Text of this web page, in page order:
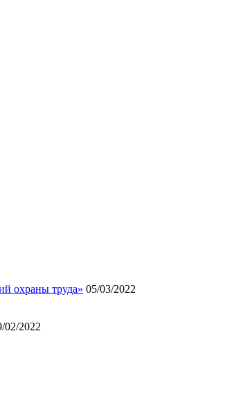
охраны труда» 05/03/2022
02/2022